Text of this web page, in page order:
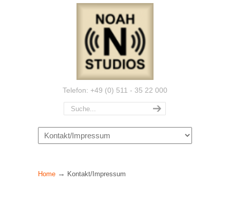
Telefon: +49 (0) 511 - 35 22 000
Navigation
Home → Kontakt/Impressum